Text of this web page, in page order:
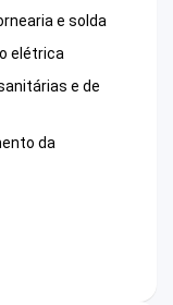
e solda
elétrica
e de
da